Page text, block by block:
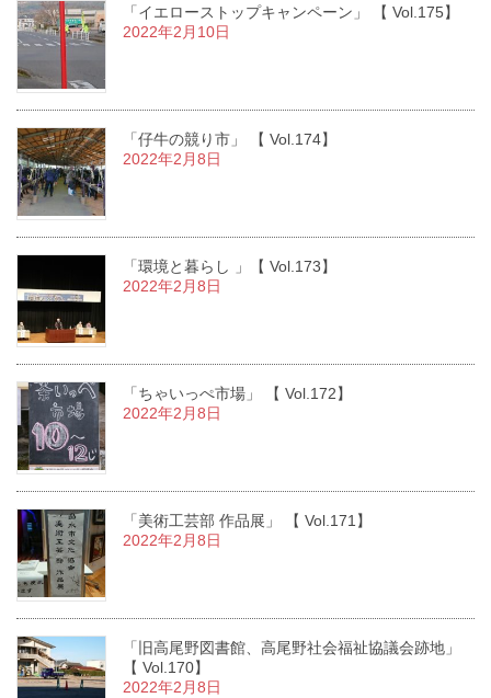
「イエローストップキャンペーン」 【 Vol.175】
2022年2月10日
「仔牛の競り市」 【 Vol.174】
2022年2月8日
「環境と暮らし 」【 Vol.173】
2022年2月8日
「ちゃいっぺ市場」 【 Vol.172】
2022年2月8日
「美術工芸部 作品展」 【 Vol.171】
2022年2月8日
「旧高尾野図書館、高尾野社会福祉協議会跡地」
【 Vol.170】
2022年2月8日